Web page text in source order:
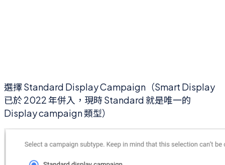
選擇 Standard Display Campaign（Smart Display
已於 2022 年併入，現時 Standard 就是唯一的
Display campaign 類型）